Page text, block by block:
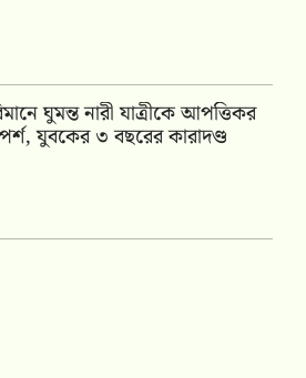
ঘুমন্ত নারী যাত্রীকে আপত্তিকর
যুবকের ৩ বছরের কারাদণ্ড